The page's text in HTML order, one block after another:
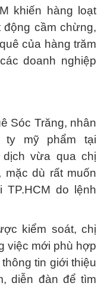
khiến hàng loạt
cầm chừng,
của hàng trăm
doanh nghiệp
Sóc Trăng, nhân
ty mỹ phẩm tại
dịch vừa qua chị
mặc dù rất muốn
do lệnh
kiểm soát, chị
việc mới phù hợp
tin giới thiệu
diễn đàn để tìm